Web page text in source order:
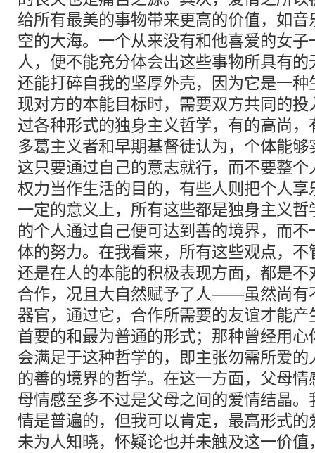
给所有最美的事物带来更高的价值，如
空的大海。一个从来没有和他喜爱的女
人，便不能充分体会出这些事物所具有
还能打碎自我的坚厚外壳，因为它是一
现对方的本能目标时，需要双方共同的
过各种形式的独身主义哲学，有的高尚
多葛主义者和早期基督徒认为，个体能
这只要通过自己的意志就行，而不要整
权力当作生活的目的，有些人则把个人
一定的意义上，所有这些都是独身主义
的个人通过自己便可达到善的境界，而
体的努力。在我看来，所有这些观点，
还是在人的本能的积极表现方面，都是
合作，况且大自然赋予了人——虽然尚
器官，通过它，合作所需要的友谊才能
首要的和最为普通的形式；那种曾经用
会满足于这种哲学的，即主张勿需所爱
的善的境界的哲学。在这一方面，父母
母情感至多不过是父母之间的爱情结晶
情是普遍的，但我可以肯定，最高形式
未为人知晓，怀疑论也并未触及这一价